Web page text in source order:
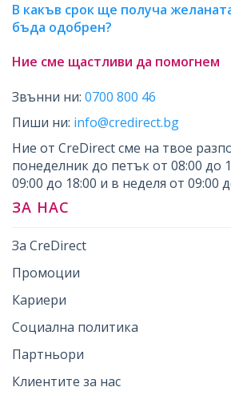
В какъв срок ще получа
бъда одобрен?
Ние сме щастливи да помогнем
Звънни ни: 0700 800 46
Пиши ни: info@credirect.bg
Ние от CreDirect сме на твое
понеделник до петък от 08:00 до
09:00 до 18:00 и в неделя от 09:00
ЗА НАС
За CreDirect
Промоции
Кариери
Социална политика
Партньори
Клиентите за нас